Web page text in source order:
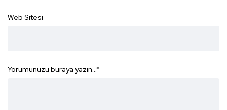
Web Sitesi
Yorumunuzu buraya yazın... *